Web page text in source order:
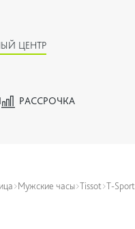
ЦЕНТР
РАССРОЧКА
Мужские часы Tissot T-Sport